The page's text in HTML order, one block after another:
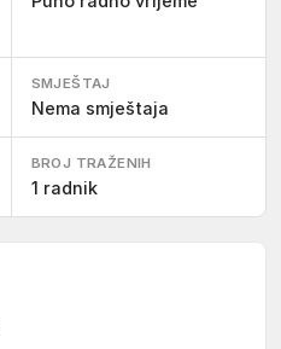
SMJEŠTAJ
Nema smještaja
BROJ TRAŽENIH
1 radnik